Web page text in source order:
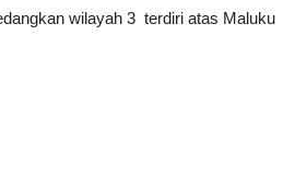
wilayah 3 terdiri atas Maluku